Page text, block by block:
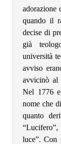
adorazione
quando il
decise di
già
università
avviso
avvicinò al
Nel 1776
nome che
quanto
luce”. Con